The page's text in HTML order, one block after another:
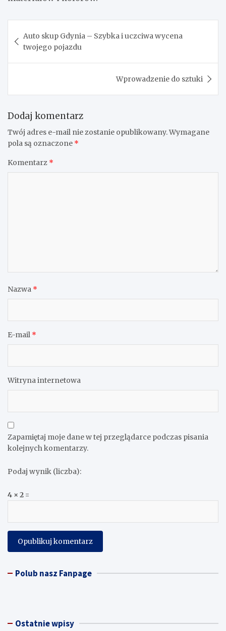
wpisu
Auto skup Gdynia – Szybka i uczciwa wycena
twojego pojazdu
Wprowadzenie do sztuki
Dodaj komentarz
Twój adres e-mail nie zostanie opublikowany.Wymagane
pola są oznaczone *
Komentarz *
Nazwa *
E-mail *
Witryna internetowa
Zapamiętaj moje dane w tej przeglądarce podczas pisania
kolejnych komentarzy.
Podaj wynik (liczba):
4 × 2 =
Polub nasz Fanpage
Ostatnie wpisy